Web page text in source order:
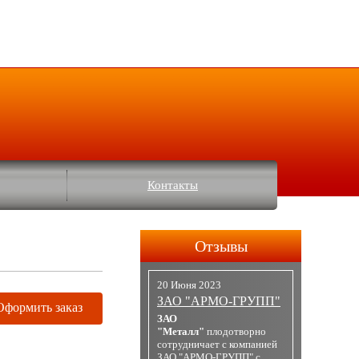
Контакты
заказ
Отзывы
20 Июня 2023
ЗАО "АРМО-ГРУПП"
ЗАО
"Металл" плодотворно
сотрудничает с компанией